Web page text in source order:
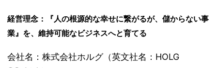
経営理念：『人の根源的な幸せに繋がるが、儲からない事
業』を、維持可能なビジネスへと育てる
会社名：株式会社ホルグ（英文社名：HOLG